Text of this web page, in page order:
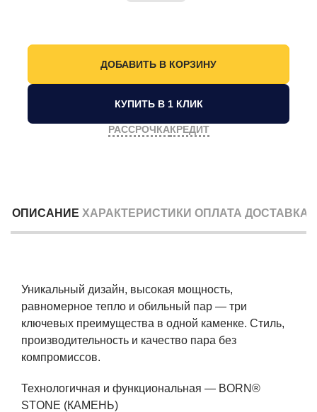
КУПИТЬ В 1 КЛИК
РАССРОЧКАКРЕДИТ
ОПИСАНИЕ ХАРАКТЕРИСТИКИ ОПЛАТА ДОСТАВКА
Уникальный дизайн, высокая мощность,
равномерное тепло и обильный пар — три
ключевых преимущества в одной каменке. Стиль,
производительность и качество пара без
компромиссов.
Технологичная и функциональная — BORN®
STONE (КАМЕНЬ)